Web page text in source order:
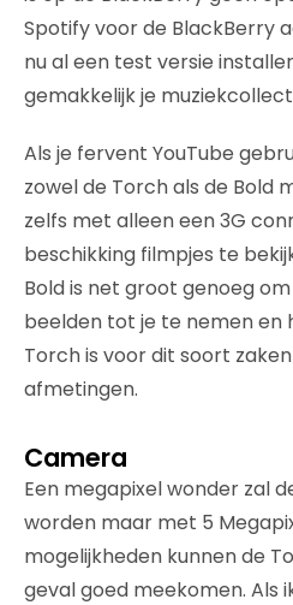
Spotify voor de BlackBerry
nu al een test versie
gemakkelijk je
Als je fervent YouTube
zowel de Torch als de Bold
zelfs met alleen een 3G
beschikking filmpjes te
Bold is net groot genoeg
beelden tot je te nemen en
Torch is voor dit soort
afmetingen.
Camera
Een megapixel wonder zal
worden maar met 5
mogelijkheden kunnen de
geval goed meekomen. Als